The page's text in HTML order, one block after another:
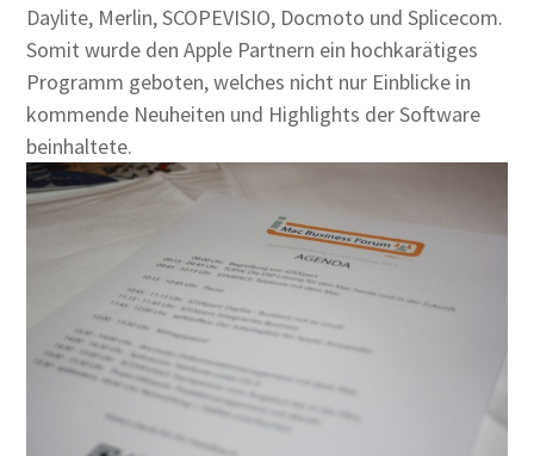
Daylite, Merlin, SCOPEVISIO, Docmoto und Splicecom.
Somit wurde den Apple Partnern ein hochkarätiges
Programm geboten, welches nicht nur Einblicke in
kommende Neuheiten und Highlights der Software
beinhaltete.